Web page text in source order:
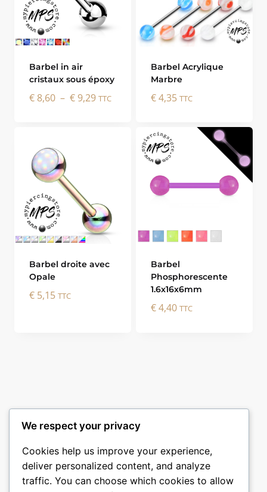
Barbel in air
cristaux sous époxy
€8,60 – €9,29Plage
TTC
Barbel Acrylique
Marbre
€4,35 TTC
Barbel droite avec
Opale
€5,15 TTC
Barbel
Phosphorescente
1.6x16x6mm
€4,40 TTC
We respect your privacy
Cookies help us improve your experience,
deliver personalized content, and analyze
traffic. You can choose which cookies to allow